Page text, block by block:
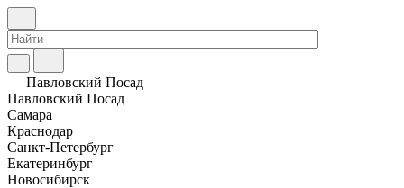
Павловский Посад
Павловский Посад
Самара
Краснодар
Санкт-Петербург
Екатеринбург
Новосибирск